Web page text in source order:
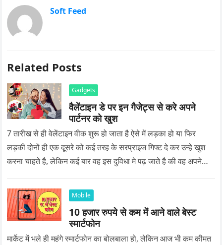
Soft Feed
Related Posts
Gadgets
वैलेंटाइन डे पर इन गैजेट्स से करे अपने
पार्टनर को खुश
7 तारीख से ही वेलेंटाइन वीक शुरू हो जाता है ऐसे में लड़का हो या फिर
लड़की दोनों ही एक दूसरे को कई तरह के सरप्राइज गिफ्ट दे कर उन्हे खुश
करना चाहते है, लेकिन कई बार वह इस दुविधा मे पढ़ जाते है की वह अपने
Mobile
10 हजार रुपये से कम में आने वाले बेस्ट
स्मार्टफोन
मार्केट में भले ही महंगे स्मार्टफोन का बोलबाला हो, लेकिन आज भी कम कीमत